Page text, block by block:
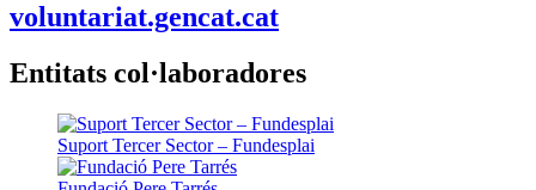
voluntariat.gencat.cat
Entitats col·laboradores